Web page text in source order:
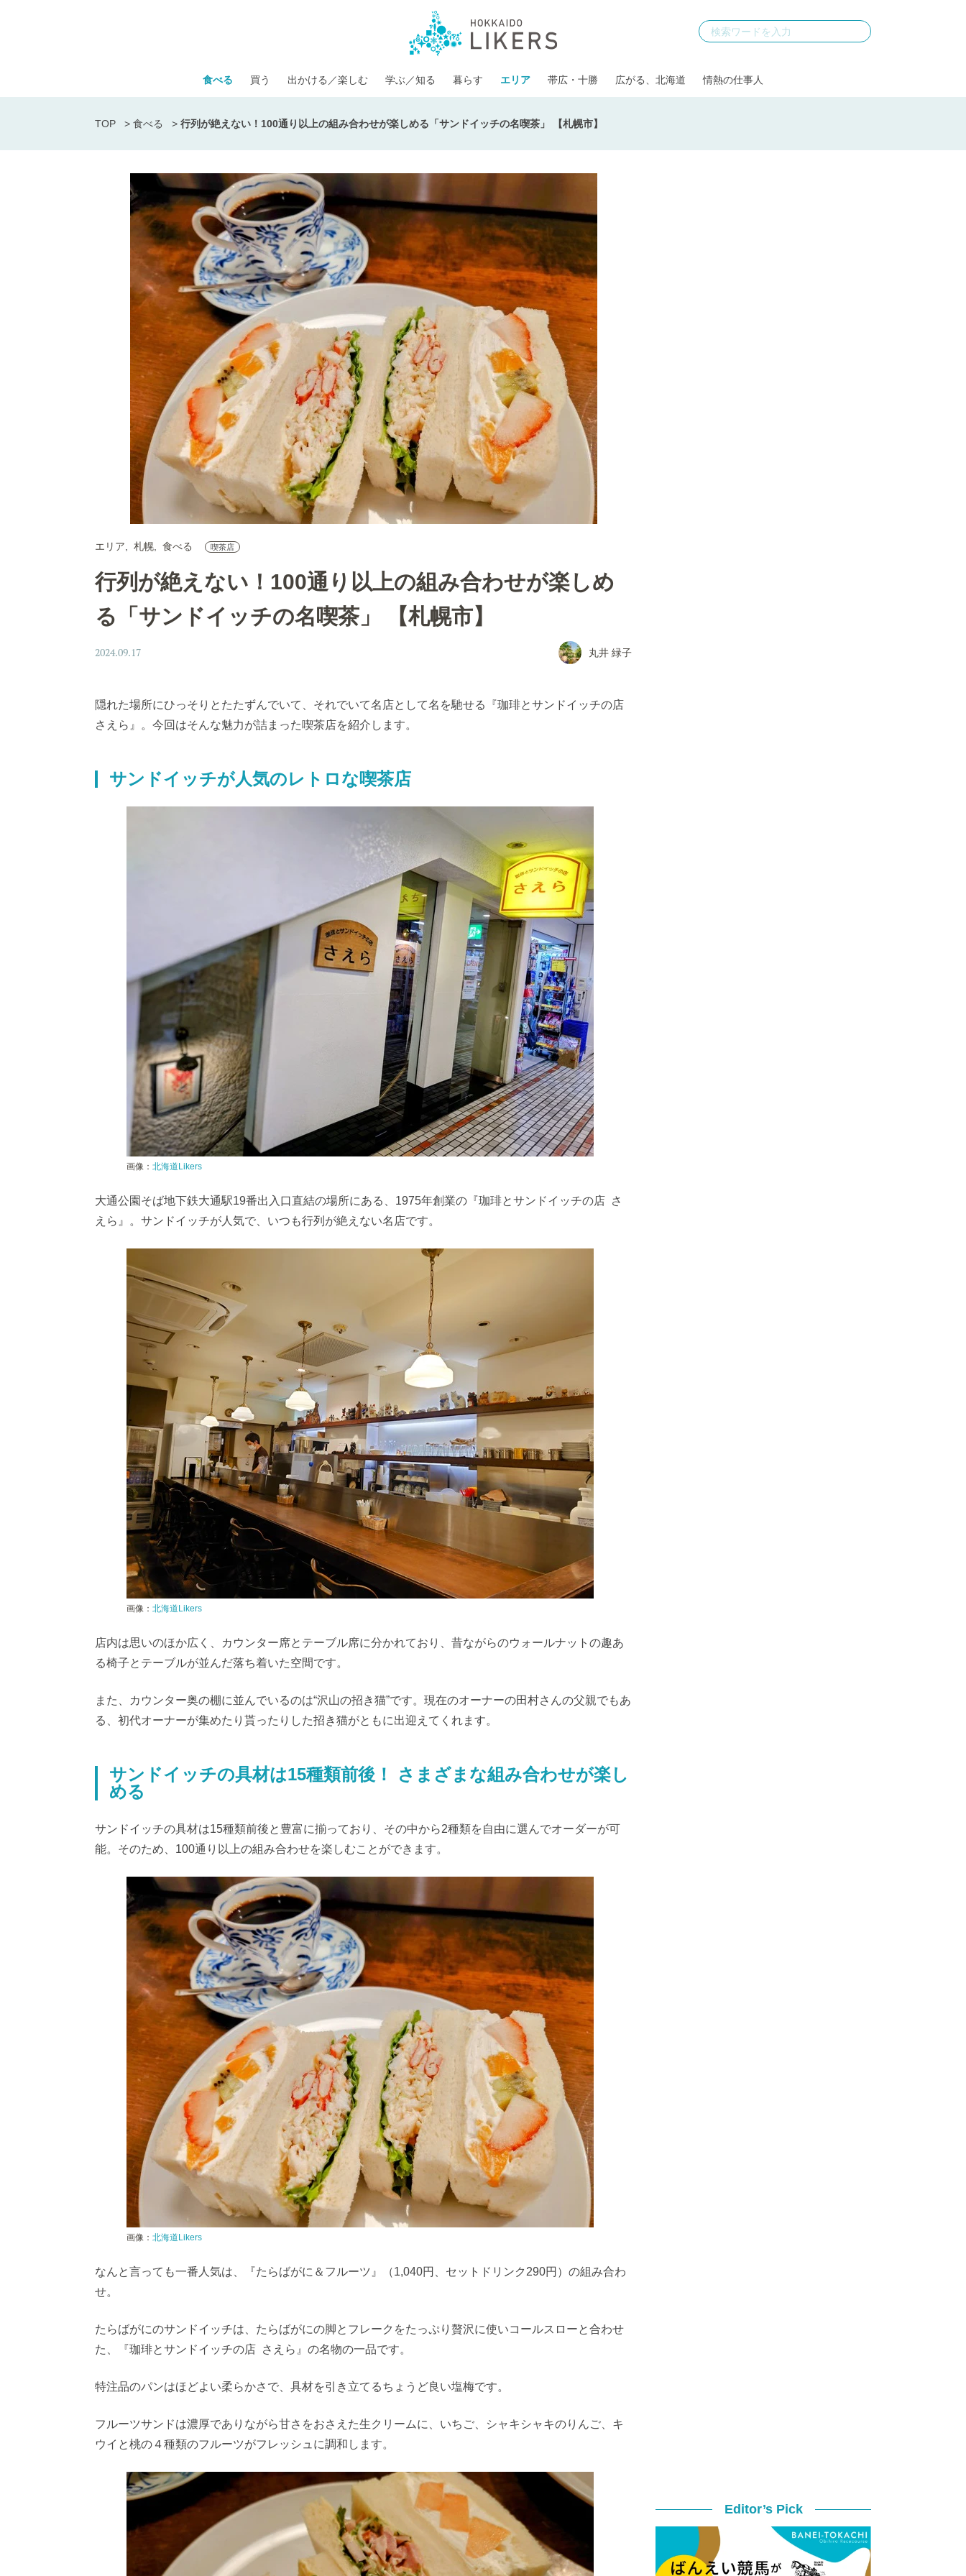
食べる 買う 出かける／楽しむ 学ぶ／知る 暮らす エリア 帯広・十勝 広がる、北海道 情熱の仕事人
TOP > 食べる > 行列が絶えない！100通り以上の組み合わせが楽しめる「サンドイッチの名喫茶」 【札幌市】
エリア 札幌 食べる 喫茶店
行列が絶えない！100通り以上の組み合わせが楽しめ
る「サンドイッチの名喫茶」 【札幌市】
2024.09.17 丸井 緑子
隠れた場所にひっそりとたたずんでいて、それでいて名店として名を馳せる『珈琲とサンドイッチの店
さえら』。今回はそんな魅力が詰まった喫茶店を紹介します。
サンドイッチが人気のレトロな喫茶店
画像： 北海道Likers
大通公園そば地下鉄大通駅19番出入口直結の場所にある、1975年創業の『珈琲とサンドイッチの店 さ
えら』。サンドイッチが人気で、いつも行列が絶えない名店です。
画像： 北海道Likers
店内は思いのほか広く、カウンター席とテーブル席に分かれており、昔ながらのウォールナットの趣あ
る椅子とテーブルが並んだ落ち着いた空間です。
また、カウンター奥の棚に並んでいるのは“沢山の招き猫”です。現在のオーナーの田村さんの父親でもあ
る、初代オーナーが集めたり貰ったりした招き猫がともに出迎えてくれます。
サンドイッチの具材は15種類前後！ さまざまな組み合わせが楽し
める
サンドイッチの具材は15種類前後と豊富に揃っており、その中から2種類を自由に選んでオーダーが可
能。そのため、100通り以上の組み合わせを楽しむことができます。
画像： 北海道Likers
なんと言っても一番人気は、『たらばがに＆フルーツ』（1,040円、セットドリンク290円）の組み合わ
せ。
たらばがにのサンドイッチは、たらばがにの脚とフレークをたっぷり贅沢に使いコールスローと合わせ
た、『珈琲とサンドイッチの店 さえら』の名物の一品です。
特注品のパンはほどよい柔らかさで、具材を引き立てるちょうど良い塩梅です。
フルーツサンドは濃厚でありながら甘さをおさえた生クリームに、いちご、シャキシャキのりんご、キ
ウイと桃の４種類のフルーツがフレッシュに調和します。
Editor’s Pick